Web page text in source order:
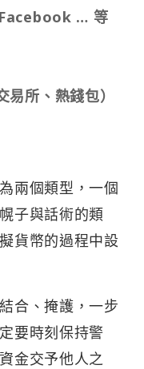
… 等
所、熱錢包）
兩個類型，一個
子與話術的類
貨幣的過程中設
合、掩護，一步
要時刻保持警
金交予他人之